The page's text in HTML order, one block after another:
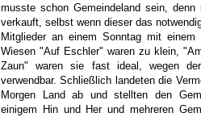
musste schon Gemeindeland sein,
verkauft, selbst wenn dieser das
Mitglieder an einem Sonntag mit
Wiesen "Auf Eschler" waren zu klein,
Zaun" waren sie fast ideal, wegen
verwendbar. Schließlich landeten die
Morgen Land ab und stellten den
einigem Hin und Her und mehreren